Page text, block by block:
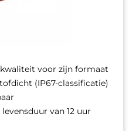
voor zijn formaat
(IP67-classificatie)
van 12 uur